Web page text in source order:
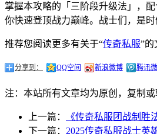
掌握本攻略的「三阶段升级法」，
你快速登顶战力巅峰。战士们，是
推荐您阅读更多有关于“传奇私服”的
分享到： QQ空间 新浪微博 腾讯
注：本站所有文章均为原创，复制
上一篇：
《传奇私服团战制胜
下一篇： 2025传奇私服战士英